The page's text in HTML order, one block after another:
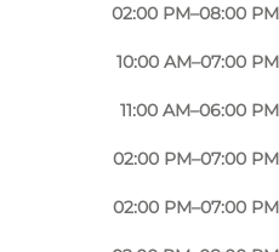
02:00 PM–08:00 PM
10:00 AM–07:00 PM
11:00 AM–06:00 PM
02:00 PM–07:00 PM
02:00 PM–07:00 PM